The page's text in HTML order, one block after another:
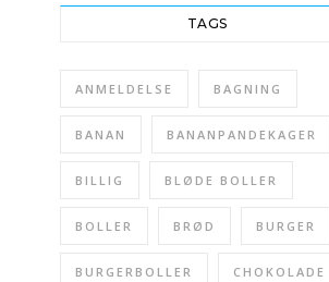
TAGS
ANMELDELSE BAGNING
BANAN BANANPANDEKAGER
BILLIG BLØDE BOLLER
BOLLER BRØD BURGER
BURGERBOLLER CHOKOLADE